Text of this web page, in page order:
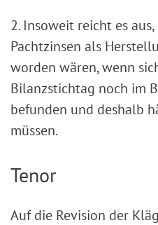
2. Insoweit reicht es
Pachtzinsen als
worden wären, wenn
Bilanzstichtag noch im
befunden und deshalb
müssen.
Tenor
Auf die Revision der